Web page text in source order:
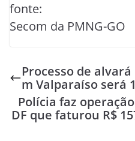
fonte:
Secom da PMNG-GO
Processo de
m Valparaíso será
Polícia faz
DF que faturou R$